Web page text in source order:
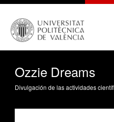
Ozzie Dreams